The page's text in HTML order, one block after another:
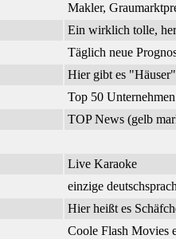
Makler,
Ein wirklich tolle,
Täglich neue
Hier gibt es
Top 50
TOP News (gelb
Live Karaoke
einzige
Hier heißt es
Coole Flash Movies